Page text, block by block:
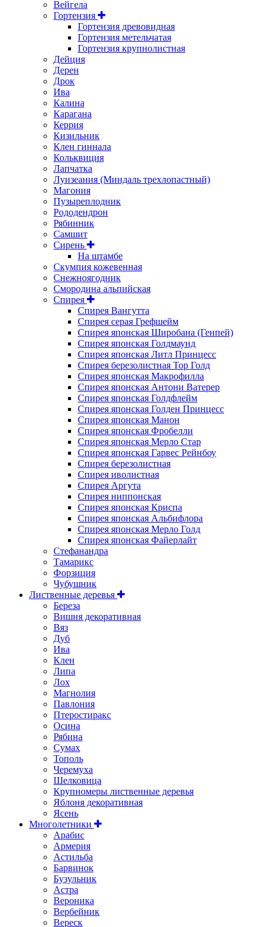
Вейгела
Гортензия
Гортензия древовидная
Гортензия метельчатая
Гортензия крупнолистная
Дейция
Дерен
Дрок
Ива
Калина
Карагана
Керрия
Кизильник
Клен гиннала
Кольквиция
Лапчатка
Луизеания (Миндаль трехлопастный)
Магония
Пузыреплодник
Рододендрон
Рябинник
Самшит
Сирень
На штамбе
Скумпия кожевенная
Снежноягодник
Смородина альпийская
Спирея
Спирея Вангутта
Спирея серая Грефшейм
Спирея японская Широбана (Генпей)
Спирея японская Голдмаунд
Спирея японская Литл Принцесс
Спирея березолистная Тор Голд
Спирея японская Макрофилла
Спирея японская Антони Ватерер
Спирея японская Голдфлейм
Спирея японская Голден Принцесс
Спирея японская Манон
Спирея японская Фробелли
Спирея японская Мерло Стар
Спирея японская Гарвес Рейнбоу
Спирея березолистная
Спирея иволистная
Спирея Аргута
Спирея ниппонская
Спирея японская Криспа
Спирея японская Альбифлора
Спирея японская Мерло Голд
Спирея японская Файерлайт
Стефанандра
Тамарикс
Форзиция
Чубушник
Лиственные деревья
Береза
Вишня декоративная
Вяз
Дуб
Ива
Клен
Липа
Лох
Магнолия
Павлония
Птеростиракс
Осина
Рябина
Сумах
Тополь
Черемуха
Шелковица
Крупномеры лиственные деревья
Яблоня декоративная
Ясень
Многолетники
Арабис
Армерия
Астильбa
Барвинок
Бузульник
Астра
Вероника
Вербейник
Вереск